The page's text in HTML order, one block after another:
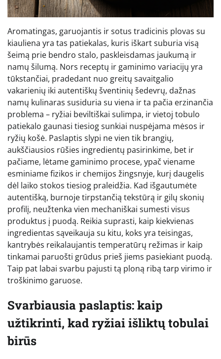
Aromatingas, garuojantis ir sotus tradicinis plovas su
kiauliena yra tas patiekalas, kuris iškart suburia visą
šeimą prie bendro stalo, paskleisdamas jaukumą ir
namų šilumą. Nors receptų ir gaminimo variacijų yra
tūkstančiai, pradedant nuo greitų savaitgalio
vakarienių iki autentiškų šventinių šedevrų, dažnas
namų kulinaras susiduria su viena ir ta pačia erzinančia
problema – ryžiai beviltiškai sulimpa, ir vietoj tobulo
patiekalo gaunasi tiesiog sunkiai nuspėjama mėsos ir
ryžių košė. Paslaptis slypi ne vien tik brangių,
aukščiausios rūšies ingredientų pasirinkime, bet ir
pačiame, lėtame gaminimo procese, ypač viename
esminiame fizikos ir chemijos žingsnyje, kurį daugelis
dėl laiko stokos tiesiog praleidžia. Kad išgautumėte
autentišką, burnoje tirpstančią tekstūrą ir gilų skonių
profilį, neužtenka vien mechaniškai sumesti visus
produktus į puodą. Reikia suprasti, kaip kiekvienas
ingredientas sąveikauja su kitu, koks yra teisingas,
kantrybės reikalaujantis temperatūrų režimas ir kaip
tinkamai paruošti grūdus prieš jiems pasiekiant puodą.
Taip pat labai svarbu pajusti tą ploną ribą tarp virimo ir
troškinimo garuose.
Svarbiausia paslaptis: kaip
užtikrinti, kad ryžiai išliktų tobulai
birūs